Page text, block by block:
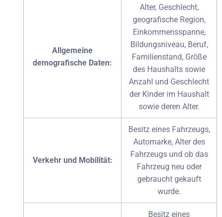
Allgemeine
demografische Daten:
Alter, Geschlecht,
geografische Region,
Einkommensspanne,
Bildungsniveau, Beruf,
Familienstand, Größe
des Haushalts sowie
Anzahl und Geschlecht
der Kinder im Haushalt
sowie deren Alter.
Verkehr und Mobilität:
Besitz eines Fahrzeugs,
Automarke, Alter des
Fahrzeugs und ob das
Fahrzeug neu oder
gebraucht gekauft
wurde.
Besitz eines